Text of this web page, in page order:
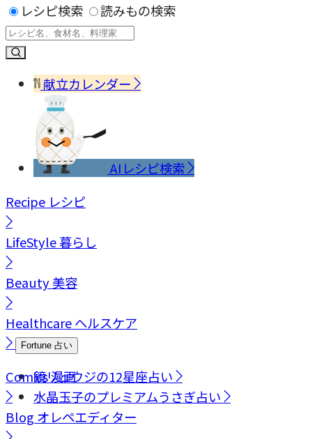
レシピ検索 読みもの検索
献立カレンダー
AIレシピ検索
Recipe レシピ
LifeStyle暮らし
Beauty美容
Healthcareヘルスケア
Fortune 占い
鏡リュウジの12星座占い
水晶玉子のプレミアムうさぎ占い
Comics漫画
Blog オレペエディター